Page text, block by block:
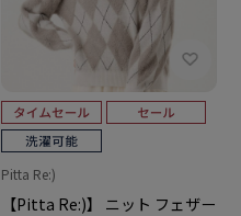
Pitta Re:)
【Pitta Re:)】 ニット フェザー